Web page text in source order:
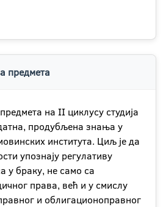
предмета
на II циклусу студија
продубљена знања у
института. Циљ је да
упознају регулативу
у браку, не само са
права, већ и у смислу
и облигационоправног